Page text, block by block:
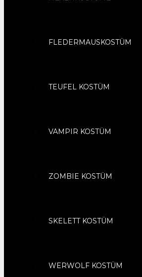
FLEDERMAUSKOSTÜM
TEUFEL KOSTÜM
VAMPIR KOSTÜM
ZOMBIE KOSTÜM
SKELETT KOSTÜM
WERWOLF KOSTÜM